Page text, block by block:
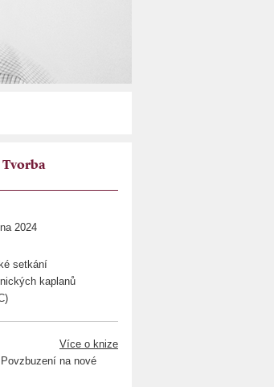
Tvorba
2024
setkání
kaplanů
Více o knize
na nové